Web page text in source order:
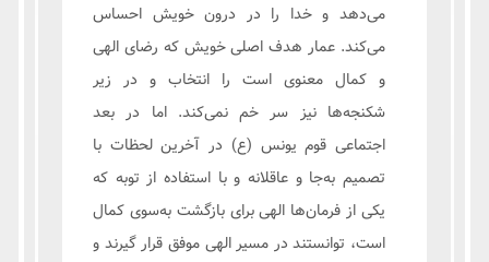
می‌دهد و خدا را در درون خویش احساس
می‌کند. عمار هدف اصلی خویش که رضای الهی
و کمال معنوی است را انتخاب و در زیر
شکنجه‌ها نیز سر خم نمی‌کند. اما در بعد
اجتماعی قوم یونس (ع) در آخرین لحظات با
تصمیم به‌جا و عاقلانه و با استفاده از توبه که
یکی از فرمان‌ها الهی برای بازگشت به‌سوی کمال
است، توانستند در مسیر الهی موفق قرار گیرند و